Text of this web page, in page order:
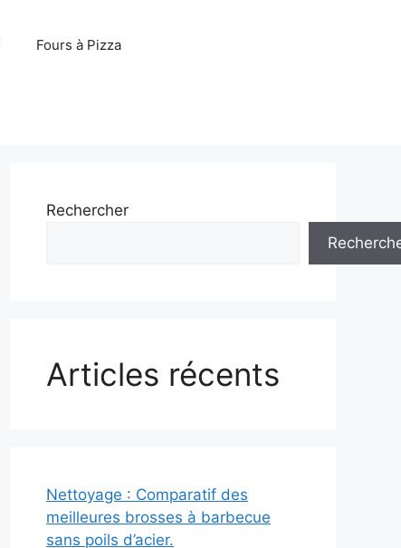
Fours à Pizza
Rechercher
Articles récents
Nettoyage : Comparatif des
meilleures brosses à barbecue
sans poils d’acier.